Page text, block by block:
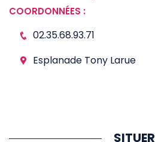
COORDONNÉES :
02.35.68.93.71
Esplanade Tony Larue
SITUER